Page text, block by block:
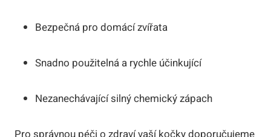
Bezpečná pro domácí zvířata
Snadno použitelná a rychle účinkující
Nezanechávající silný chemický zápach